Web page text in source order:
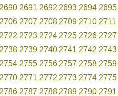
2690 2691 2692 2693 2694 2695
2706 2707 2708 2709 2710 2711
2722 2723 2724 2725 2726 2727
2738 2739 2740 2741 2742 2743
2754 2755 2756 2757 2758 2759
2770 2771 2772 2773 2774 2775
2786 2787 2788 2789 2790 2791